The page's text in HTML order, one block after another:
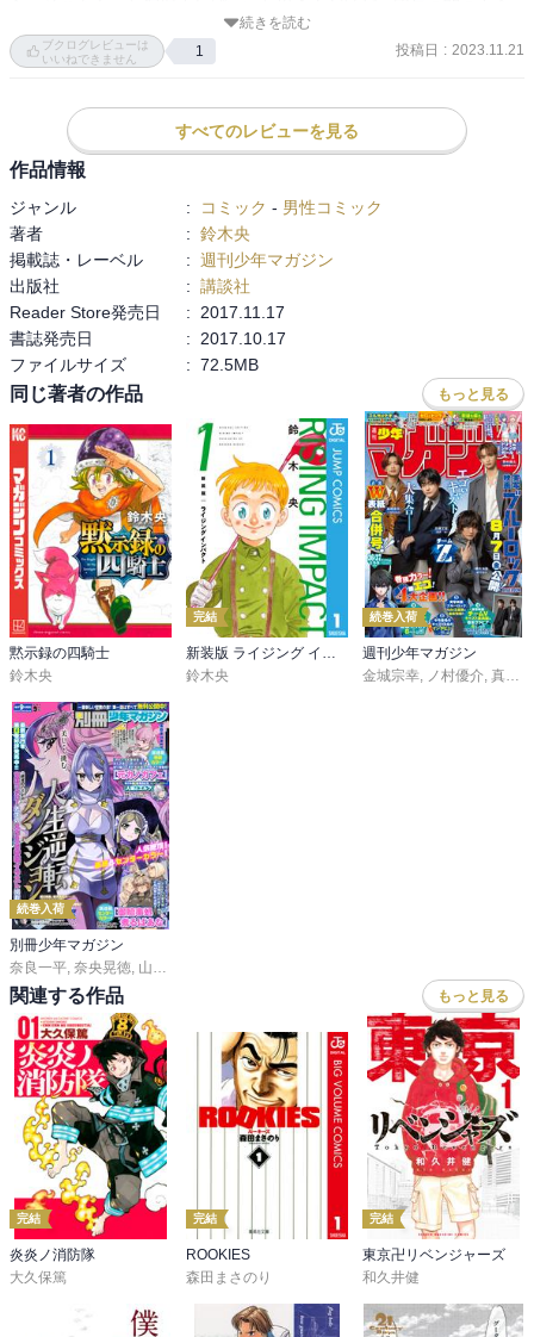
メラスキュラ、雑に扱われるヘルブラムにディアンヌ（涙）、そし
てまた闘級インフレの仲間討ちといろいろ盛りすぎだと思うんだよ
それっぽい描写が無くなってたからすっかり忘れてたけど、団長が
感情無くした件は（設定上）まだ生きとったし。。。
続きを読む
ブクログレビューは
いいねできません
1 投稿日 : 2023.11.21
すべてのレビューを見る
作品情報
ジャンル : コミック - 男性コミック
著者
: 鈴木央
掲載誌・レーベル
: 週刊少年マガジン
出版社
: 講談社
Reader Store発売日
:
2017.11.17
書誌発売日
:
2017.10.17
ファイルサイズ
: 72.5MB
同じ著者の作品 もっと見る
黙示録の四騎士
鈴木央
完結
新装版 ライジング インパクト
鈴木央
続巻入荷
週刊少年マガジン
金城宗幸, ノ村優介, 真島ヒロ
続巻入荷
別冊少年マガジン
奈良一平 奈央晃徳 山川直輝
関連する作品 もっと見る
完結
炎炎ノ消防隊
大久保篤
完結
ROOKIES
森田まさのり
完結
東京卍リベンジャーズ
和久井健